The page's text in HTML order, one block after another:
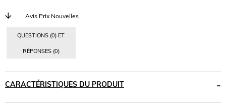
Avis Prix Nouvelles
QUESTIONS (0) ET
RÉPONSES (0)
CARACTÉRISTIQUES DU PRODUIT